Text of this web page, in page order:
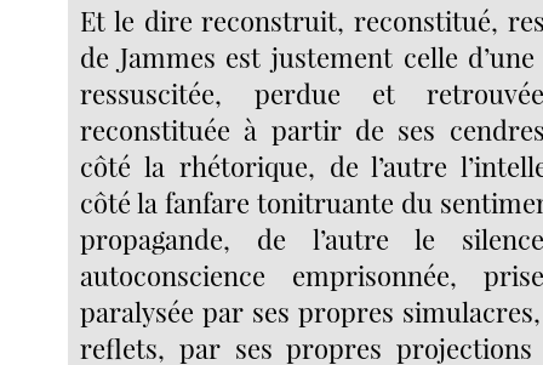
Et le dire reconstruit, reconstitué,
de Jammes est justement celle
ressuscitée, perdue et
reconstituée à partir de ses
côté la rhétorique, de l’autre
côté la fanfare tonitruante du
propagande, de l’autre le
autoconscience emprisonnée,
paralysée par ses propres
reflets, par ses propres projections